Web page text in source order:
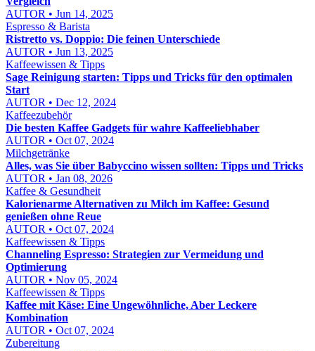
AUTOR • Jun 14, 2025
Espresso & Barista
Ristretto vs. Doppio: Die feinen Unterschiede
AUTOR • Jun 13, 2025
Kaffeewissen & Tipps
Sage Reinigung starten: Tipps und Tricks für den optimalen
Start
AUTOR • Dec 12, 2024
Kaffeezubehör
Die besten Kaffee Gadgets für wahre Kaffeeliebhaber
AUTOR • Oct 07, 2024
Milchgetränke
Alles, was Sie über Babyccino wissen sollten: Tipps und Tricks
AUTOR • Jan 08, 2026
Kaffee & Gesundheit
Kalorienarme Alternativen zu Milch im Kaffee: Gesund
genießen ohne Reue
AUTOR • Oct 07, 2024
Kaffeewissen & Tipps
Channeling Espresso: Strategien zur Vermeidung und
Optimierung
AUTOR • Nov 05, 2024
Kaffeewissen & Tipps
Kaffee mit Käse: Eine Ungewöhnliche, Aber Leckere
Kombination
AUTOR • Oct 07, 2024
Zubereitung